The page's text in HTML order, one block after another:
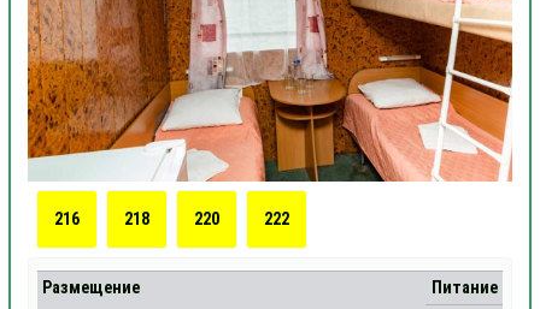
216 218 220 222
Размещение
Питание